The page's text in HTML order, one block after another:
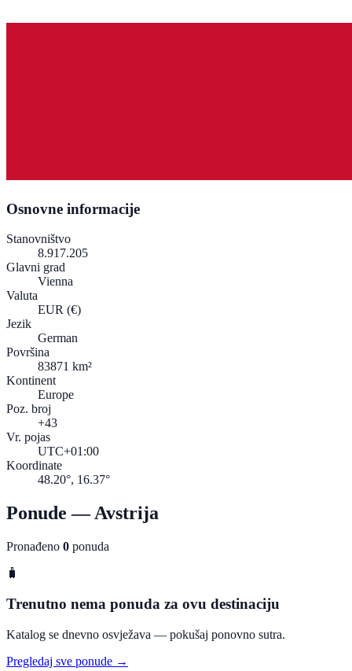
Osnovne informacije
Stanovništvo
8.917.205
Glavni grad
Vienna
Valuta
EUR (€)
Jezik
German
Površina
83871 km²
Kontinent
Europe
Poz. broj
+43
Vr. pojas
UTC+01:00
Koordinate
48.20°, 16.37°
Ponude — Avstrija
Pronađeno 0 ponuda
🧳
Trenutno nema ponuda za ovu destinaciju
Katalog se dnevno osvježava — pokušaj ponovno sutra.
Pregledaj sve ponude →